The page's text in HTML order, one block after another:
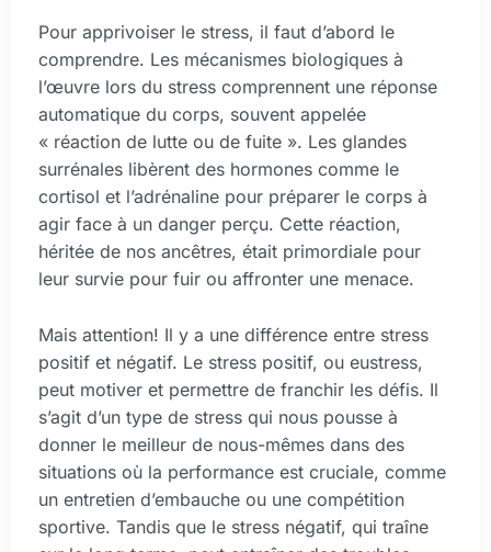
Pour apprivoiser le stress, il faut d’abord le
comprendre. Les mécanismes biologiques à
l’œuvre lors du stress comprennent une réponse
automatique du corps, souvent appelée
« réaction de lutte ou de fuite ». Les glandes
surrénales libèrent des hormones comme le
cortisol et l’adrénaline pour préparer le corps à
agir face à un danger perçu. Cette réaction,
héritée de nos ancêtres, était primordiale pour
leur survie pour fuir ou affronter une menace.
Mais attention! Il y a une différence entre stress
positif et négatif. Le stress positif, ou eustress,
peut motiver et permettre de franchir les défis. Il
s’agit d’un type de stress qui nous pousse à
donner le meilleur de nous-mêmes dans des
situations où la performance est cruciale, comme
un entretien d’embauche ou une compétition
sportive. Tandis que le stress négatif, qui traîne